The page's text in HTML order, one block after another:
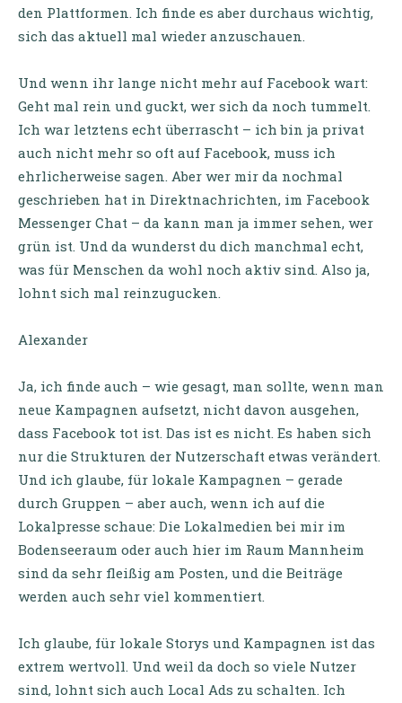
den Plattformen. Ich finde es aber durchaus wichtig,
sich das aktuell mal wieder anzuschauen.
Und wenn ihr lange nicht mehr auf Facebook wart:
Geht mal rein und guckt, wer sich da noch tummelt.
Ich war letztens echt überrascht – ich bin ja privat
auch nicht mehr so oft auf Facebook, muss ich
ehrlicherweise sagen. Aber wer mir da nochmal
geschrieben hat in Direktnachrichten, im Facebook
Messenger Chat – da kann man ja immer sehen, wer
grün ist. Und da wunderst du dich manchmal echt,
was für Menschen da wohl noch aktiv sind. Also ja,
lohnt sich mal reinzugucken.
Alexander
Ja, ich finde auch – wie gesagt, man sollte, wenn man
neue Kampagnen aufsetzt, nicht davon ausgehen,
dass Facebook tot ist. Das ist es nicht. Es haben sich
nur die Strukturen der Nutzerschaft etwas verändert.
Und ich glaube, für lokale Kampagnen – gerade
durch Gruppen – aber auch, wenn ich auf die
Lokalpresse schaue: Die Lokalmedien bei mir im
Bodenseeraum oder auch hier im Raum Mannheim
sind da sehr fleißig am Posten, und die Beiträge
werden auch sehr viel kommentiert.
Ich glaube, für lokale Storys und Kampagnen ist das
extrem wertvoll. Und weil da doch so viele Nutzer
sind, lohnt sich auch Local Ads zu schalten. Ich